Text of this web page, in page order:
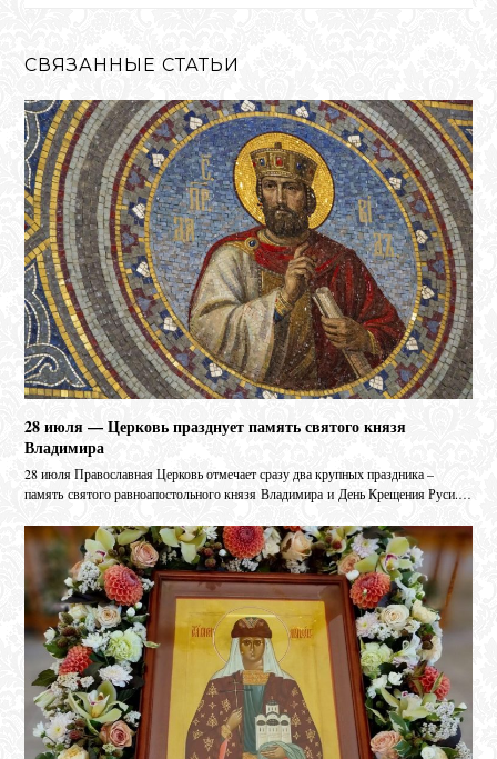
СВЯЗАННЫЕ СТАТЬИ
28 июля — Церковь празднует память святого князя
Владимира
28 июля Православная Церковь отмечает сразу два крупных праздника –
память святого равноапостольного князя Владимира и День Крещения Руси.…